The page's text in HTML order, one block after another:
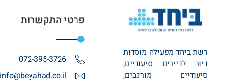
רשת ביחד מפעילה מוסדות
דיור לדיירים סיעודיים,
סיעודיים מורכבים,
פרטי התקשרות
072-395-3726
info@beyahad.co.il